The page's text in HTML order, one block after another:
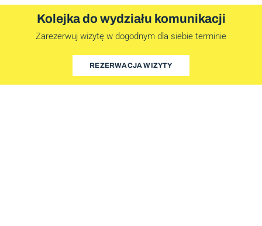
Kolejka do wydziału komunikacji
Zarezerwuj wizytę w dogodnym dla siebie terminie
REZERWACJA WIZYTY